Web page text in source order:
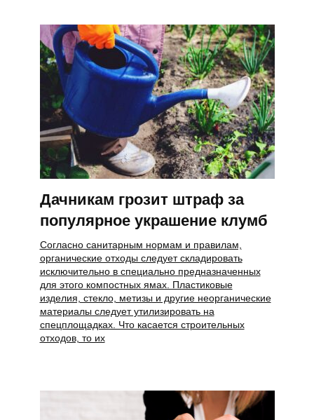
Дачникам грозит штраф за
популярное украшение клумб
Согласно санитарным нормам и правилам,
органические отходы следует складировать
исключительно в специально предназначенных
для этого компостных ямах. Пластиковые
изделия, стекло, метизы и другие неорганические
материалы следует утилизировать на
спецплощадках. Что касается строительных
отходов, то их